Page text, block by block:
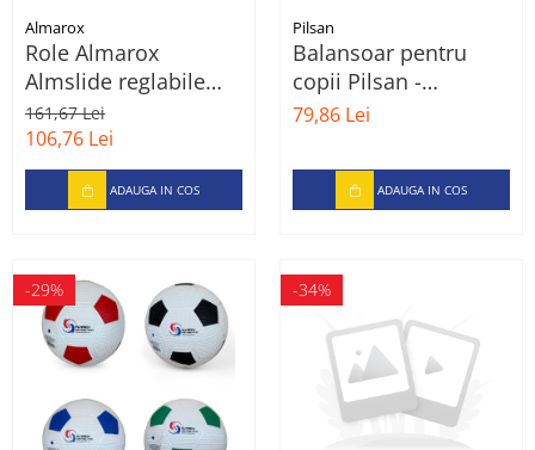
Almarox
Role Almarox
Almslide reglabile
pentru copii, 31-34,
Albastru
161,67 Lei
106,76 Lei
ADAUGA IN COS
Pilsan
Balansoar pentru
copii Pilsan -
Motocicleta, verde
79,86 Lei
ADAUGA IN COS
-29% -34%